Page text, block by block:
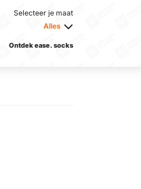
Selecteer je maat
Alles
Ontdek ease. socks